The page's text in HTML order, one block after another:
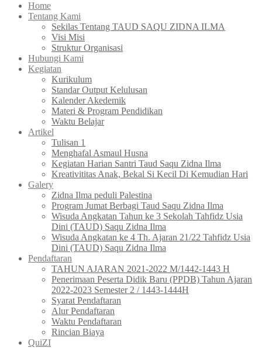
Home
Tentang Kami
Sekilas Tentang TAUD SAQU ZIDNA ILMA
Visi Misi
Struktur Organisasi
Hubungi Kami
Kegiatan
Kurikulum
Standar Output Kelulusan
Kalender Akedemik
Materi & Program Pendidikan
Waktu Belajar
Artikel
Tulisan 1
Menghafal Asmaul Husna
Kegiatan Harian Santri Taud Saqu Zidna Ilma
Kreativititas Anak, Bekal Si Kecil Di Kemudian Hari
Galery
Zidna Ilma peduli Palestina
Program Jumat Berbagi Taud Saqu Zidna Ilma
Wisuda Angkatan Tahun ke 3 Sekolah Tahfidz Usia
Dini (TAUD) Saqu Zidna Ilma
Wisuda Angkatan ke 4 Th. Ajaran 21/22 Tahfidz Usia
Dini (TAUD) Saqu Zidna Ilma
Pendaftaran
TAHUN AJARAN 2021-2022 M/1442-1443 H
Penerimaan Peserta Didik Baru (PPDB) Tahun Ajaran
2022-2023 Semester 2 / 1443-1444H
Syarat Pendaftaran
Alur Pendaftaran
Waktu Pendaftaran
Rincian Biaya
QuiZI